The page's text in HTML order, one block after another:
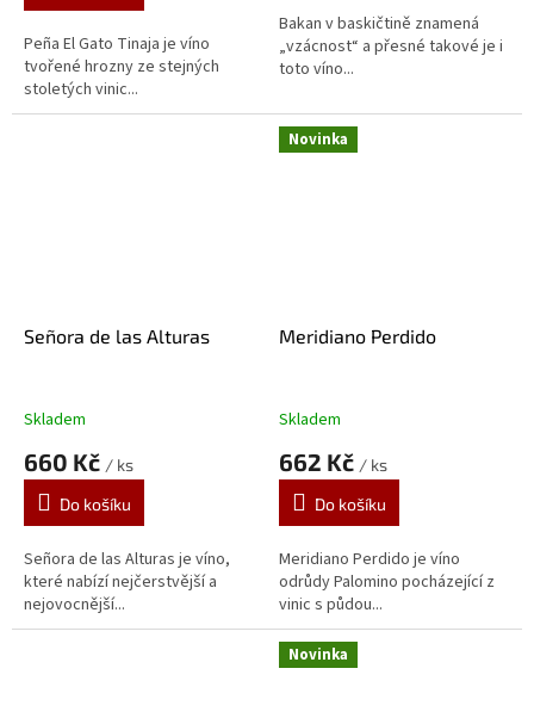
Peña El Gato Tinaja je víno
tvořené hrozny ze stejných
stoletých vinic...
5
hvězdiček.
Bakan v baskičtině znamená
„vzácnost“ a přesné takové je i
toto víno...
Señora de las Alturas
Skladem
660 Kč / ks
Do košíku
Señora de las Alturas je víno,
které nabízí nejčerstvější a
nejovocnější...
Novinka
Meridiano Perdido
Skladem
662 Kč / ks
Do košíku
Meridiano Perdido je víno
odrůdy Palomino pocházející z
vinic s půdou...
Novinka